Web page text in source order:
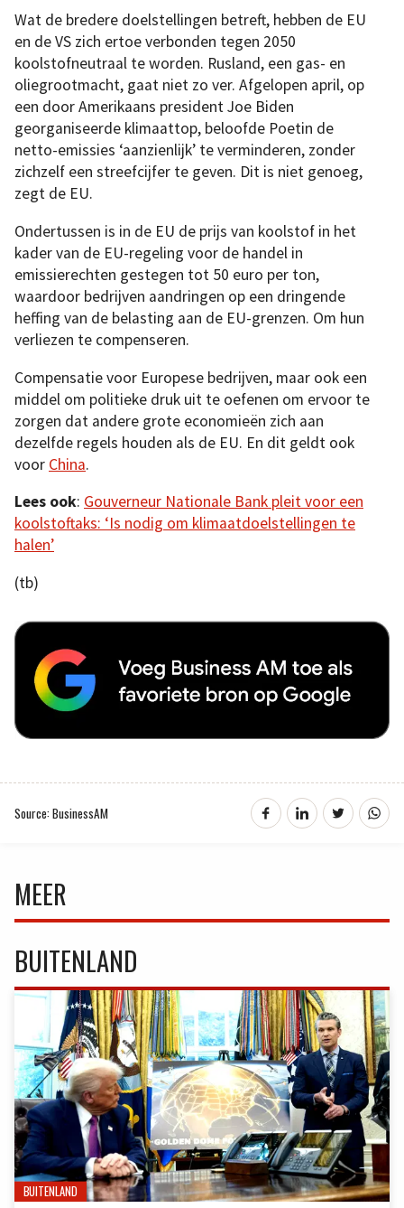
Wat de bredere doelstellingen betreft, hebben de EU
en de VS zich ertoe verbonden tegen 2050
koolstofneutraal te worden. Rusland, een gas- en
oliegrootmacht, gaat niet zo ver. Afgelopen april, op
een door Amerikaans president Joe Biden
georganiseerde klimaattop, beloofde Poetin de
netto-emissies ‘aanzienlijk’ te verminderen, zonder
zichzelf een streefcijfer te geven. Dit is niet genoeg,
zegt de EU.
Ondertussen is in de EU de prijs van koolstof in het
kader van de EU-regeling voor de handel in
emissierechten gestegen tot 50 euro per ton,
waardoor bedrijven aandringen op een dringende
heffing van de belasting aan de EU-grenzen. Om hun
verliezen te compenseren.
Compensatie voor Europese bedrijven, maar ook een
middel om politieke druk uit te oefenen om ervoor te
zorgen dat andere grote economieën zich aan
dezelfde regels houden als de EU. En dit geldt ook
voor China.
Lees ook: Gouverneur Nationale Bank pleit voor een
koolstoftaks: ‘Is nodig om klimaatdoelstellingen te
halen’
(tb)
Source: BusinessAM
MEER
BUITENLAND
BUITENLAND